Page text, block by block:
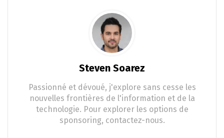
Steven Soarez
Passionné et dévoué, j'explore sans cesse les
nouvelles frontières de l'information et de la
technologie. Pour explorer les options de
sponsoring, contactez-nous.